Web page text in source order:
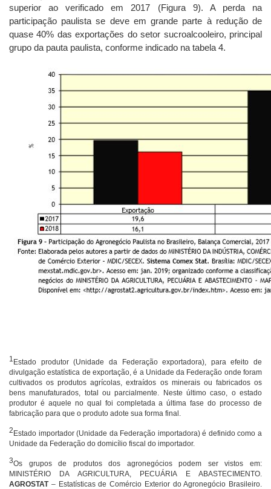
superior ao verificado em 2017 (Figura 9). A perda na
participação paulista se deve em grande parte à redução de
quase 40% das exportações do setor sucroalcooleiro, principal
grupo da pauta paulista, conforme indicado na tabela 4.
1 Estado produtor (Unidade da Federação exportadora), para efeito de
divulgação estatística de exportação, é a Unidade da Federação onde foram
cultivados os produtos agrícolas, extraídos os minerais ou fabricados os
bens manufaturados, total ou parcialmente. Neste último caso, o estado
produtor é aquele no qual foi completada a última fase do processo de
fabricação para que o produto adote sua forma final.
2Estado importador (Unidade da Federação importadora) é definido como a
Unidade da Federação do domicílio fiscal do importador.
3Os grupos de produtos dos agronegócios podem ser vistos em:
MINISTÉRIO DA AGRICULTURA, PECUÁRIA E ABASTECIMENTO.
AGROSTAT– Estatísticas de Comércio Exterior do Agronegócio Brasileiro.